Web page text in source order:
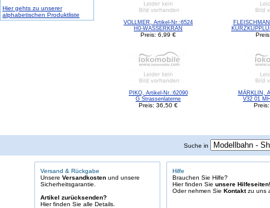
Hier gehts zu unserer
alphabetischen Produktliste
VOLLMER, Artikel-Nr.:6524
H0-WASSERKRAN
Preis: 6,99 €
PIKO, Artikel-Nr.:62090
G Strassenlaterne
Preis: 36,50 €
MÄRKLIN,
V32 01
Suche in
Versand & Rückgabe
Unsere Versandkosten und unsere
Sicherheitsgarantie.
Artikel zurücksenden?
Hier finden Sie alle Details.
Hilfe
Brauchen Sie Hilfe?
Hier finden Sie unsere Hilfeseiten!
Oder nehmen Sie Kontaktzu uns